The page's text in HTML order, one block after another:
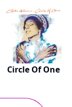
Circle Of One